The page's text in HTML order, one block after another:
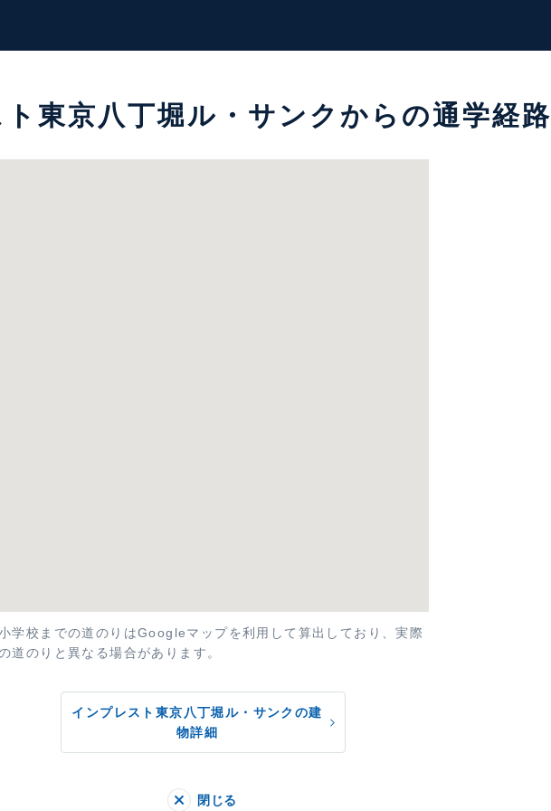
東京八丁堀ル・サンクからの通学経路
学校までの道のりはGoogleマップを利用して算出しており、実際
道のりと異なる場合があります。
インプレスト東京八丁堀ル・サンクの建
物詳細
閉じる